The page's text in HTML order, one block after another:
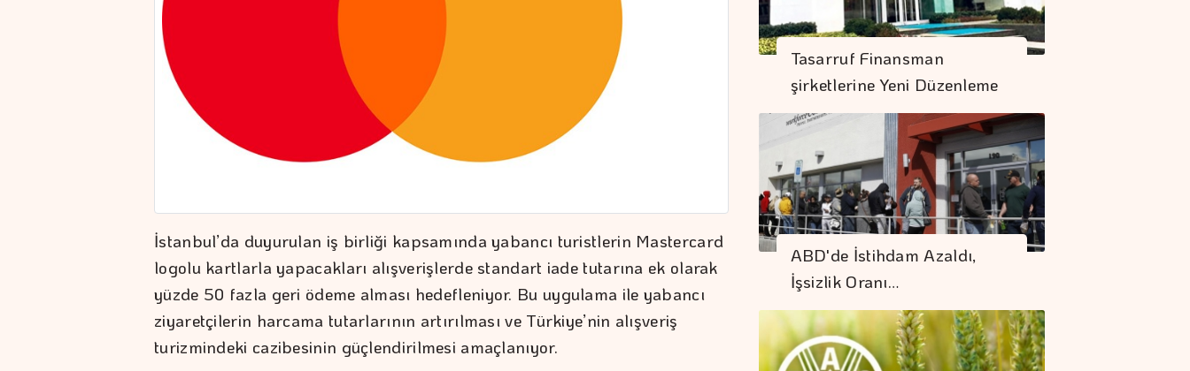
İstanbul’da duyurulan iş birliği kapsamında yabancı turistlerin Mastercard
logolu kartlarla yapacakları alışverişlerde standart iade tutarına ek olarak
yüzde 50 fazla geri ödeme alması hedefleniyor. Bu uygulama ile yabancı
ziyaretçilerin harcama tutarlarının artırılması ve Türkiye’nin alışveriş
turizmindeki cazibesinin güçlendirilmesi amaçlanıyor.
Tasarruf Finansman
şirketlerine Yeni Düzenleme
ABD'de İstihdam Azaldı,
İşsizlik Oranı…
Küresel Gıda
Fiyatları 3,5 Yılın
Borsa Günün İlk
Yarısında Değer
Kaybetti